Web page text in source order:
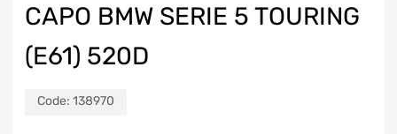
CAPO BMW SERIE 5 TOURING
(E61) 520D
Code: 138970